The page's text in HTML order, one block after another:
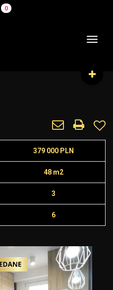
0
Toggle
379 000 PLN
48 m2
3
6